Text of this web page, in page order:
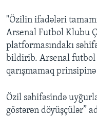
"Özilin ifadələri
Arsenal Futbol Klubu
platformasındakı
bildirib. Arsenal futbol
qarışmamaq
Özil səhifəsində
göstərən döyüşçülər”